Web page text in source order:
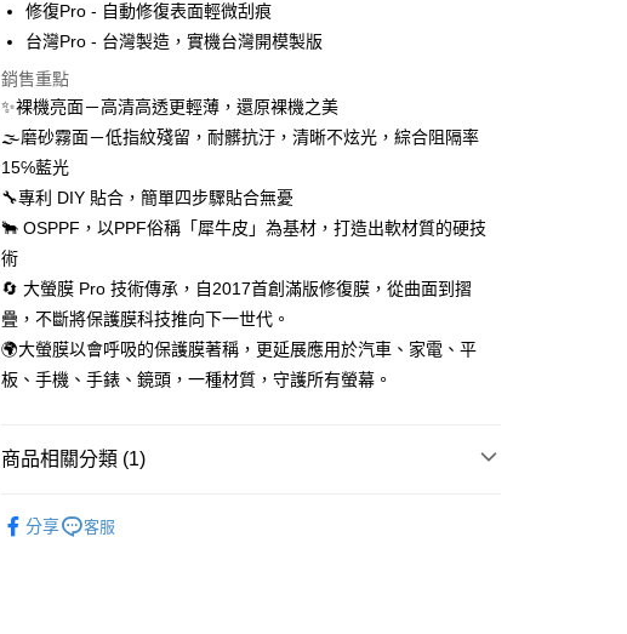
全家取貨付款
每筆NT$60，滿NT$390(含以上)免運費
7-11取貨付款
每筆NT$60，滿NT$390(含以上)免運費
宅配
每筆NT$55，滿NT$390(含以上)免運費
修復Pro - 自動修復表面輕微刮痕
台灣Pro - 台灣製造，實機台灣開模製版
銷售重點
✨裸機亮面－高清高透更輕薄，還原裸機之美
🌫磨砂霧面－低指紋殘留，耐髒抗汙，清晰不炫光，綜合阻隔率
15℅藍光
🔧專利 DIY 貼合，簡單四步驟貼合無憂
🐂 OSPPF，以PPF俗稱「犀牛皮」為基材，打造出軟材質的硬技
術
🔄 大螢膜 Pro 技術傳承，自2017首創滿版修復膜，從曲面到摺
疊，不斷將保護膜科技推向下一世代。
🌍大螢膜以會呼吸的保護膜著稱，更延展應用於汽車、家電、平
板、手機、手錶、鏡頭，一種材質，守護所有螢幕。
商品相關分類 (1)
分享
客服